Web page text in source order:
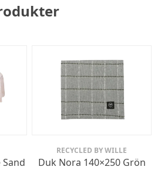
RECYCLED BY WILLE
Duk Nora 140×250 Grön